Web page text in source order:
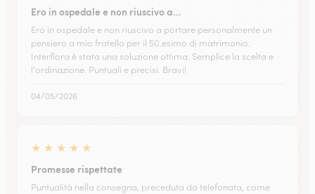
Ero in ospedale e non riuscivo a…
Ero in ospedale e non riuscivo a portare personalmente un
pensiero a mio fratello per il 50.esimo di matrimonio.
Interflora è stata una soluzione ottima. Semplice la scelta e
l'ordinazione. Puntuali e precisi. Bravi!
04/05/2026
★ ★ ★ ★ ★
Promesse rispettate
Puntualità nella consegna, preceduta da telefonata, come